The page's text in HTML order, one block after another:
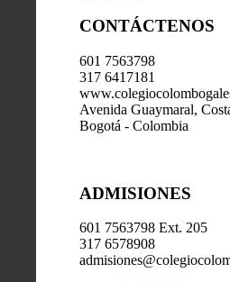
CONTÁCTENOS
601 7563798
317 6417181
Avenida Guaymaral,
Bogotá - Colombia
ADMISIONES
601 7563798 Ext. 205
317 6578908